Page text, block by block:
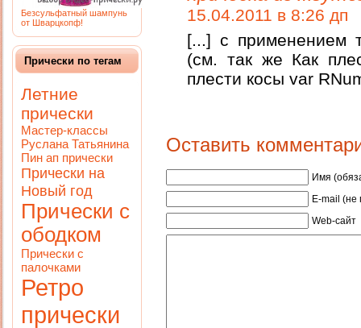
Безсульфатный шампунь
от Шварцкопф!
Прически по тегам
Летние
прически
Мастер-классы
Руслана Татьянина
Пин ап прически
Прически на
Новый год
Прически с
ободком
Прически с
палочками
Ретро
прически
15.04.2011 в 8:26 дп
[...] с применением
(см. так же Как
плести косы var
Оставить
Имя
E-mail (не
Web-сайт